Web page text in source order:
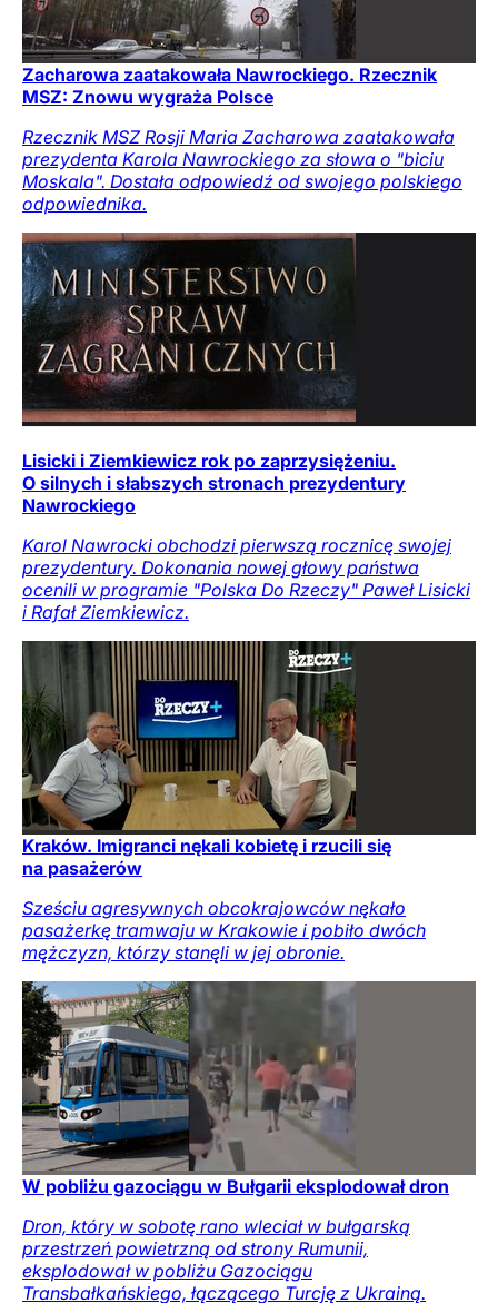
Zacharowa zaatakowała Nawrockiego. Rzecznik
MSZ: Znowu wygraża Polsce
Rzecznik MSZ Rosji Maria Zacharowa zaatakowała
prezydenta Karola Nawrockiego za słowa o "biciu
Moskala". Dostała odpowiedź od swojego polskiego
odpowiednika.
Lisicki i Ziemkiewicz rok po zaprzysiężeniu.
O silnych i słabszych stronach prezydentury
Nawrockiego
Karol Nawrocki obchodzi pierwszą rocznicę swojej
prezydentury. Dokonania nowej głowy państwa
ocenili w programie "Polska Do Rzeczy" Paweł Lisicki
i Rafał Ziemkiewicz.
Kraków. Imigranci nękali kobietę i rzucili się
na pasażerów
Sześciu agresywnych obcokrajowców nękało
pasażerkę tramwaju w Krakowie i pobiło dwóch
mężczyzn, którzy stanęli w jej obronie.
W pobliżu gazociągu w Bułgarii eksplodował dron
Dron, który w sobotę rano wleciał w bułgarską
przestrzeń powietrzną od strony Rumunii,
eksplodował w pobliżu Gazociągu
Transbałkańskiego, łączącego Turcję z Ukrainą.